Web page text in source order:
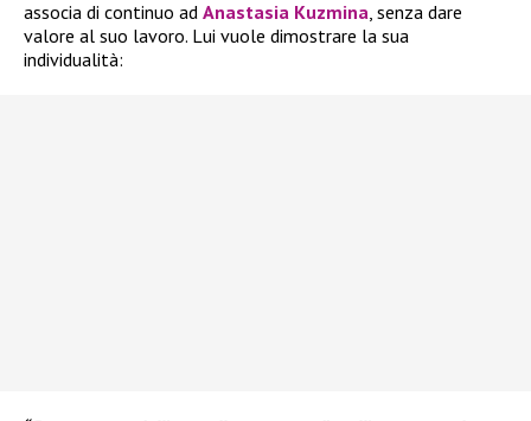
associa di continuo ad Anastasia Kuzmina, senza dare
valore al suo lavoro. Lui vuole dimostrare la sua
individualità: